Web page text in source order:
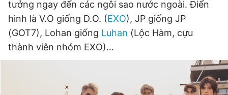
Tổng biên tập: Nguyễn Ngọc Toàn
Phó tổng biên tập thường trực: Hải Thành
Phó tổng biên tập: Lâm Hiếu Dũng
Phó tổng biên tập: Trần Việt Hưng
Tổng thư ký tòa soạn: Đức Trung
Giấy phép xuất bản số 110/GP - BTTTT cấp ngày 24.3.2020
© 2003-2026 Bản quyền thuộc về Báo Thanh Niên. Cấm sao
chép dưới mọi hình thức nếu không có sự chấp thuận bằng văn
bản. Phát triển bởi ePi Technologies, JSC.
tưởng ngay đến các ngôi sao nước ngoài. Điển
hình là V.O giống D.O. (EXO), JP giống JP
(GOT7), Lohan giống Luhan (Lộc Hàm, cựu
thành viên nhóm EXO)…